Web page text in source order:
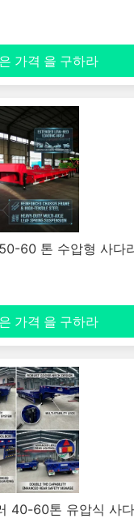
가격 을 구하라
60 톤 수압형 사다
가격 을 구하라
40-60톤 유압식 사